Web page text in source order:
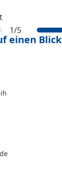
1/5
einen Blick